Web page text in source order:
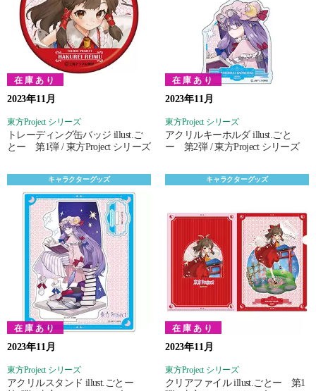
在庫あり
2023年11月
東方Project シリーズ
トレーディング缶バッジ illust.ご
とー 第1弾 / 東方Project シリーズ
在庫あり
2023年11月
東方Project シリーズ
アクリルキーホルダ illust.ごと
ー 第2弾 / 東方Project シリーズ
キャラクターグッズ
在庫あり
2023年11月
東方Project シリーズ
アクリルスタンド illust.ごとー
キャラクターグッズ
在庫あり
2023年11月
東方Project シリーズ
クリアファイル illust.ごとー 第1